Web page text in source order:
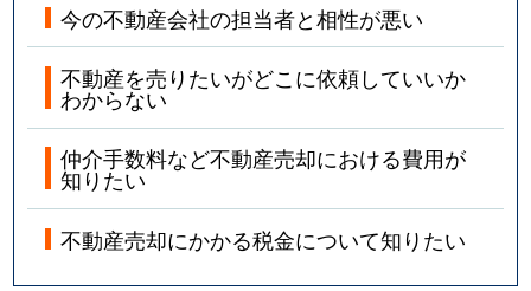
今の不動産会社の担当者と相性が悪い
不動産を売りたいがどこに依頼していいか
わからない
仲介手数料など不動産売却における費用が
知りたい
不動産売却にかかる税金について知りたい